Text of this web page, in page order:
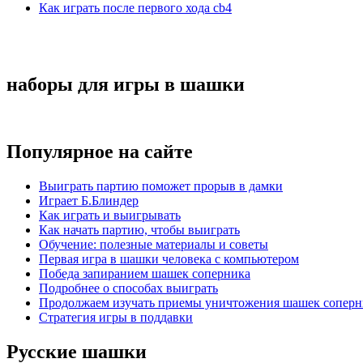
Как играть после первого хода cb4
наборы для игры в шашки
Популярное на сайте
Выиграть партию поможет прорыв в дамки
Играет Б.Блиндер
Как играть и выигрывать
Как начать партию, чтобы выиграть
Обучение: полезные материалы и советы
Первая игра в шашки человека с компьютером
Победа запиранием шашек соперника
Подробнее о способах выиграть
Продолжаем изучать приемы уничтожения шашек
Стратегия игры в поддавки
Русские шашки